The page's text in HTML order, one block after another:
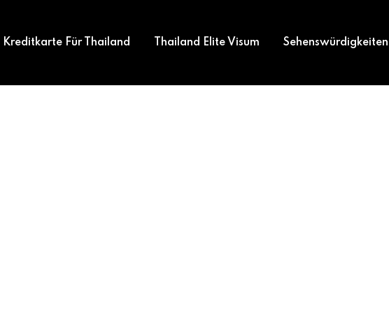
Kreditkarte Für Thailand Thailand Elite Visum Sehenswürdigkeiten